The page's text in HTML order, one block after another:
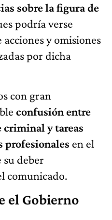
sobre la figura de
podría verse
y omisiones
por dicha
con gran
confusión entre
criminal y tareas
profesionales en el
su deber
comunicado.
el Gobierno